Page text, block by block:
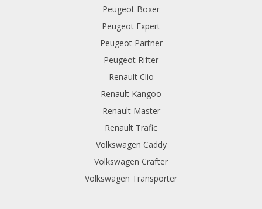
Peugeot Boxer
Peugeot Expert
Peugeot Partner
Peugeot Rifter
Renault Clio
Renault Kangoo
Renault Master
Renault Trafic
Volkswagen Caddy
Volkswagen Crafter
Volkswagen Transporter